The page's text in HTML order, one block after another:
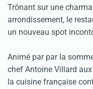
Trônant sur une
arrondissement, le
un nouveau spot
Animé par par la
chef Antoine Villard
la cuisine française